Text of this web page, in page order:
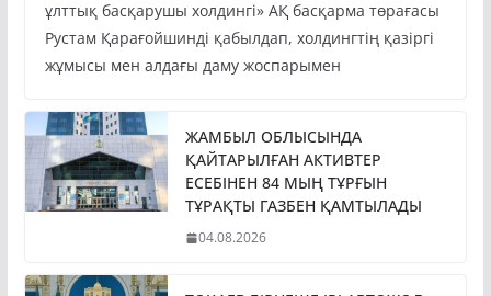
ұлттық басқарушы холдингі» АҚ басқарма төрағасы
Рустам Қарағойшинді қабылдап, холдингтің қазіргі
жұмысы мен алдағы даму жоспарымен
ЖАМБЫЛ ОБЛЫСЫНДА
ҚАЙТАРЫЛҒАН АКТИВТЕР
ЕСЕБІНЕН 84 МЫҢ ТҰРҒЫН
ТҰРАҚТЫ ГАЗБЕН ҚАМТЫЛАДЫ
04.08.2026